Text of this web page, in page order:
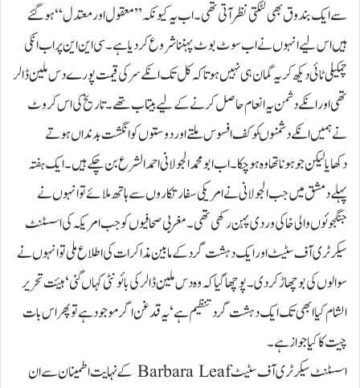
سے ایک بندوق بھی لٹکتی نظر آتی تھی۔ اب یہ کیونکہ ’’ معقول اور معتدل‘‘ ہو گئے
ہیں اس لیے انہوں نے اب سوٹ بوٹ پہننا شروع کر دیا ہے۔ سی این این پر اب انکی
چمکیلی ٹائی دیکھ کر یہ گمان ہی نہیں ہوتا کہ کل تک انکے سر کی قیمت پورے دس ملین ڈالر
تھی اور انکے دشمن یہ انعام حاصل کرنے کے لیے بیتاب تھے۔ تاریخ کی اس کروٹ
نے ہمیں انکے دشمنوںکو کف افسوس ملتے اور دوستوں کو انگشت بدنداں ہوتے
دکھایالیکن جو ہونا تھا وہ ہو چکا۔اب ابو محمد الجولانی احمد الشرع بن چکے ہیں ۔ ایک ہفتہ
پہلے دمشق میں جب الجولانی نے امریکی سفارتکاروں سے ہاتھ ملائے تو انہوں نے
جنگجوئوں والی خاکی وردی پہن رکھی تھی۔ مغربی صحافیوں کوجب امریکہ کی اسسٹنٹ
سیکرٹری آف سٹیٹ اور ایک دہشت گردکے مابین مذاکرات کی اطلاع ملی تو انہوں نے
سوالوں کی بوچھاڑ کر دی ۔ پوچھا گیا کہ وہ دس ملین ڈالر کی بائونٹی کہاں گئی ‘ ہیئت تحریر
الشام کیا ابھی تک ایک دہشت گرد تنظیم ہے ‘یہ قدغن اگر موجود ہے تو پھر اس بات
چیت کا کیا جواز ہے۔
اسسٹنٹ سیکرٹری آف سٹیٹ Barbara Leaf کے نہایت اطمینان سے ان